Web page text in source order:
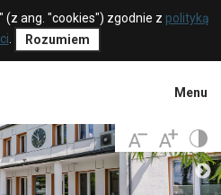
ang. "cookies") zgodnie z polityką
Rozumiem
Menu